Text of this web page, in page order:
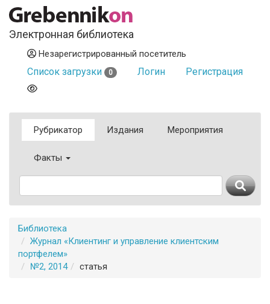
Электронная библиотека
Незарегистрированный посетитель
Список загрузки 0 Логин Регистрация
Рубрикатор Издания Мероприятия
Факты
Библиотека
Журнал «Клиентинг и управление клиентским
портфелем»
№2, 2014
статья